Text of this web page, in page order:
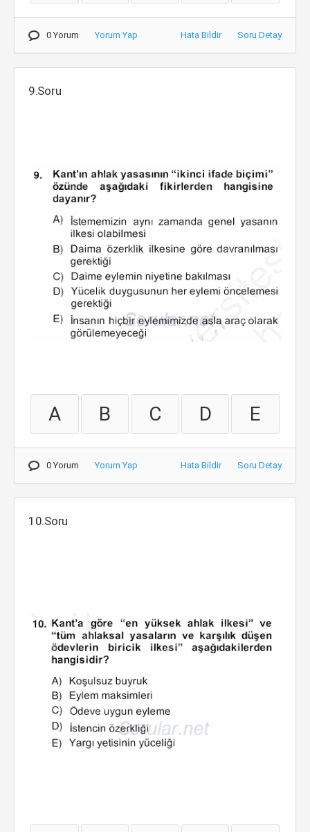
0 Yorum Yorum Yap Hata Bildir Soru Detay
9.Soru
A B C D E
0 Yorum Yorum Yap Hata Bildir Soru Detay
10.Soru